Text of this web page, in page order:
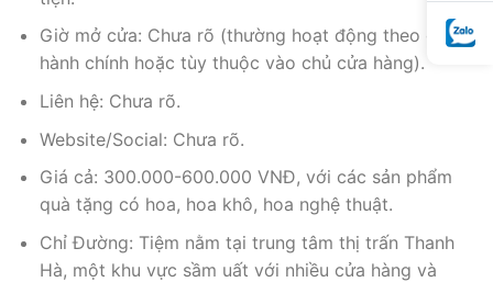
Giờ mở cửa: Chưa rõ (thường hoạt động theo giờ
hành chính hoặc tùy thuộc vào chủ cửa hàng).
Liên hệ: Chưa rõ.
Website/Social: Chưa rõ.
Giá cả: 300.000-600.000 VNĐ, với các sản phẩm
quà tặng có hoa, hoa khô, hoa nghệ thuật.
Chỉ Đường: Tiệm nằm tại trung tâm thị trấn Thanh
Hà, một khu vực sầm uất với nhiều cửa hàng và